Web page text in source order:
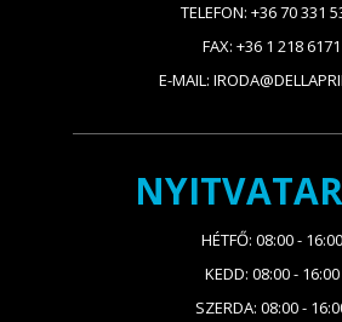
TELEFON: +36 70 331
FAX: +36 1 218 6171
E-MAIL:
HÉTFŐ: 08:00 - 16:00
KEDD: 08:00 - 16:00
SZERDA: 08:00 -